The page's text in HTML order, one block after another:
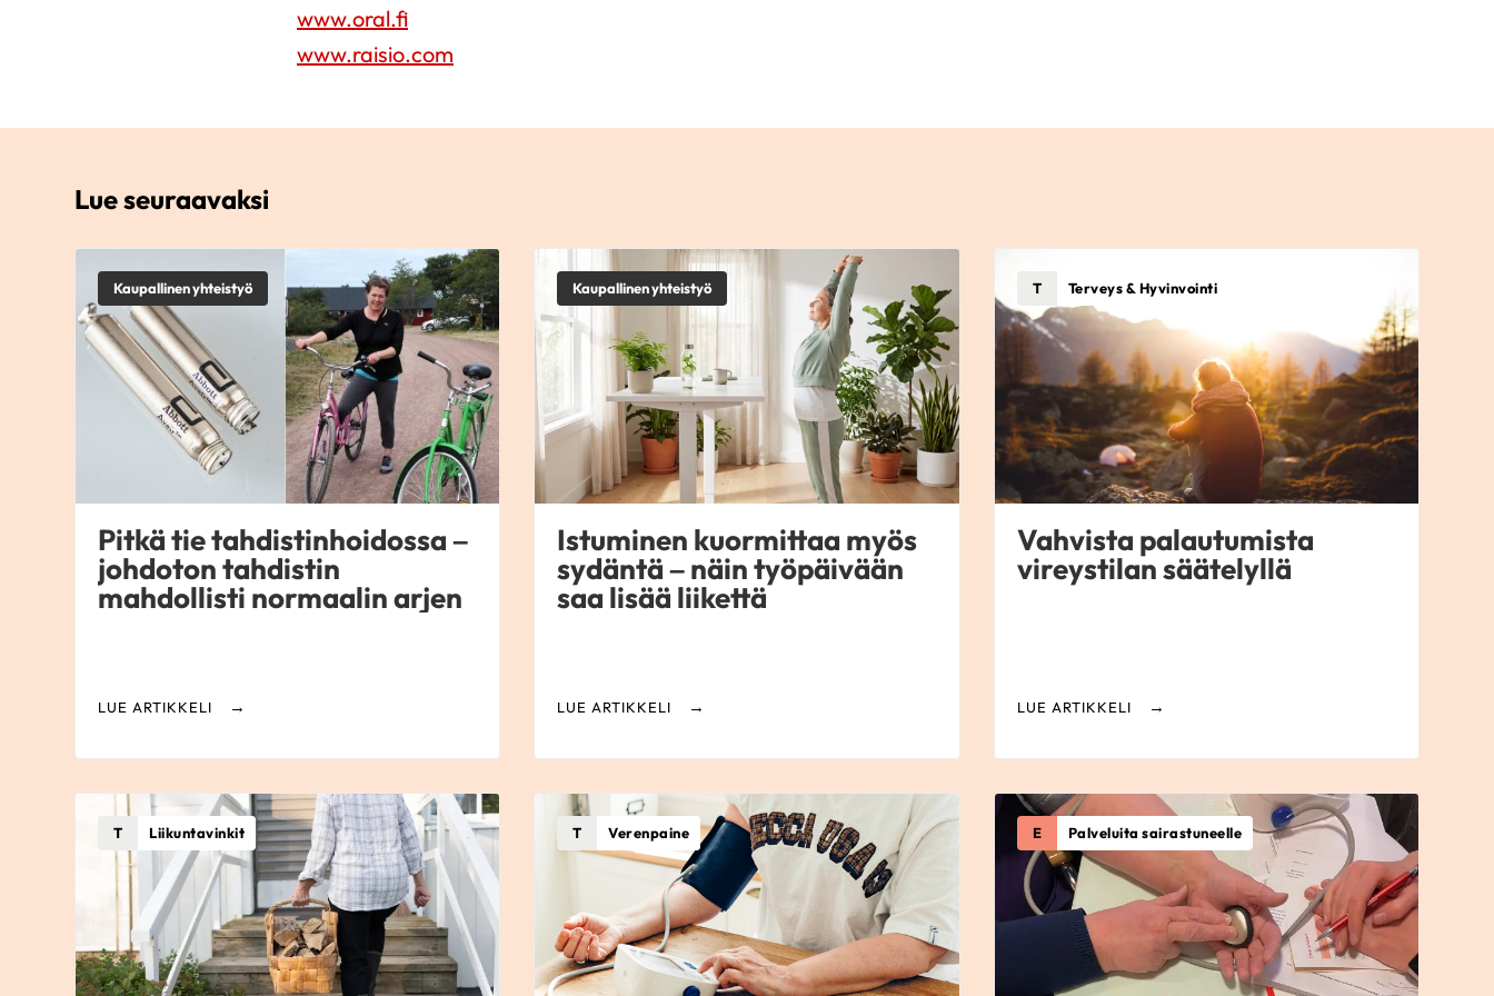
www.oral.fi
www.raisio.com
Lue seuraavaksi
Kaupallinen yhteistyö
Pitkä tie tahdistinhoidossa –
johdoton tahdistin
mahdollisti normaalin arjen
LUE ARTIKKELI
Kaupallinen yhteistyö
Istuminen kuormittaa myös
sydäntä – näin työpäivään
saa lisää liikettä
LUE ARTIKKELI
T Terveys & Hyvinvointi
Vahvista palautumista
vireystilan säätelyllä
LUE ARTIKKELI
T Liikuntavinkit T Verenpaine E Palveluita sairastuneelle